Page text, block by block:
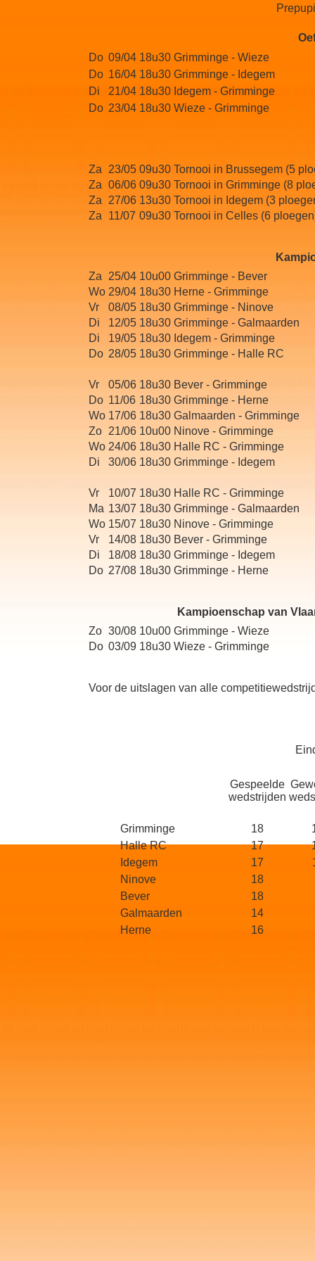
Do 09/04 18u30 Grimminge - Wieze
Do 16/04 18u30 Grimminge - Idegem
Di
21/04 18u30 Idegem - Grimminge
Do 23/04 18u30 Wieze - Grimminge
Za 23/05 09u30 Tornooi in Brussegem (5
Za 06/06 09u30 Tornooi in Grimminge (8
Za
27/06 13u30 Tornooi in Idegem (3
Za
11/07 09u30 Tornooi in Celles (6
Za
25/04 10u00 Grimminge - Bever
Wo 29/04 18u30 Herne - Grimminge
Vr
08/05 18u30 Grimminge - Ninove
Di
12/05 18u30 Grimminge - Galmaarden
Di
19/05 18u30 Idegem - Grimminge
Do 28/05 18u30 Grimminge - Halle RC
Vr 05/06 18u30 Bever - Grimminge
Do 11/06 18u30 Grimminge - Herne
Wo 17/06 18u30 Galmaarden - Grimminge
Zo 21/06 10u00 Ninove - Grimminge
Wo 24/06 18u30 Halle RC - Grimminge
Di
30/06 18u30 Grimminge - Idegem
Vr 10/07 18u30 Halle RC - Grimminge
Ma 13/07 18u30 Grimminge - Galmaarden
Wo 15/07 18u30 Ninove - Grimminge
Vr
14/08 18u30 Bever - Grimminge
Di
18/08 18u30 Grimminge - Idegem
Do 27/08 18u30 Grimminge - Herne
Kampioenschap van
Zo 30/08 10u00 Grimminge - Wieze
Do 03/09 18u30 Wieze - Grimminge
Voor de uitslagen van alle
Gespeelde
wedstrijden
Grimminge 18
Halle RC
17
Idegem
17
Ninove
18
Bever
18
Galmaarden
14
Herne
16